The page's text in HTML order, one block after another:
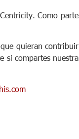
Como parte
quieran contribuir
si compartes nuestra